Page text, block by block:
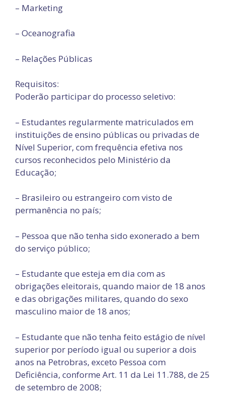
– Marketing
– Oceanografia
– Relações Públicas
Requisitos:
Poderão participar do processo seletivo:
– Estudantes regularmente matriculados em
instituições de ensino públicas ou privadas de
Nível Superior, com frequência efetiva nos
cursos reconhecidos pelo Ministério da
Educação;
– Brasileiro ou estrangeiro com visto de
permanência no país;
– Pessoa que não tenha sido exonerado a bem
do serviço público;
– Estudante que esteja em dia com as
obrigações eleitorais, quando maior de 18 anos
e das obrigações militares, quando do sexo
masculino maior de 18 anos;
– Estudante que não tenha feito estágio de nível
superior por período igual ou superior a dois
anos na Petrobras, exceto Pessoa com
Deficiência, conforme Art. 11 da Lei 11.788, de 25
de setembro de 2008;